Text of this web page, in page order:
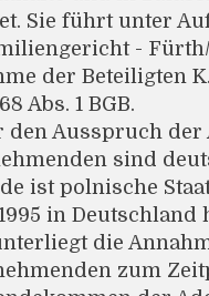
Sie führt unter
-
der Beteiligten
Abs. 1 BGB.
Ausspruch der
sind
ist polnische
in Deutschland
die
zum